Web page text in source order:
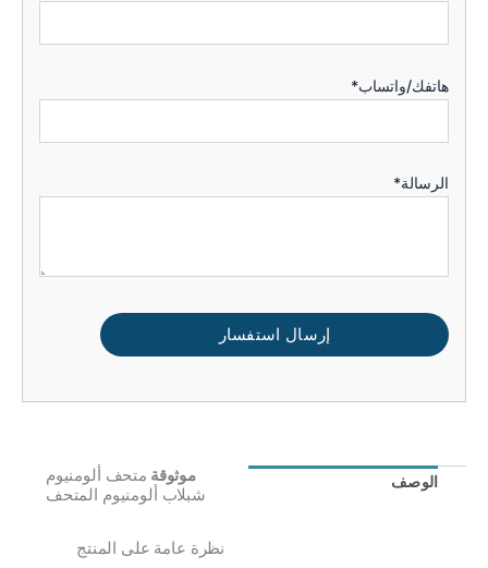
هاتفك/واتساب*
الرسالة*
إرسال استفسار
الوصف مراجعات (0)موثوقة متحف ألومنيوم
شبلاب ألومنيوم المتحف
نظرة عامة على المنتج